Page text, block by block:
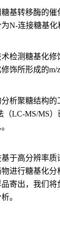
基转移酶的
N-连接糖基化
检测糖基化
饰所形成的m/
析聚糖结构
（LC-MS/MS
于高分辨率质
进行糖基化
寄出，我们
。